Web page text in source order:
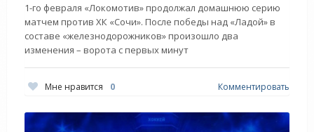
1-го февраля «Локомотив» продолжал домашнюю серию
матчем против ХК «Сочи». После победы над «Ладой» в
составе «железнодорожников» произошло два
изменения – ворота с первых минут
Мне нравится 0 Комментировать